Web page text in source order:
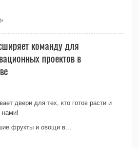
команду для
проектов в
двери для тех, кто готов расти и
нами!
фрукты и овощи в...